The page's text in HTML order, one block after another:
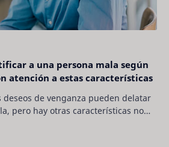
a una persona mala según
atención a estas características
deseos de venganza pueden delatar
pero hay otras características no